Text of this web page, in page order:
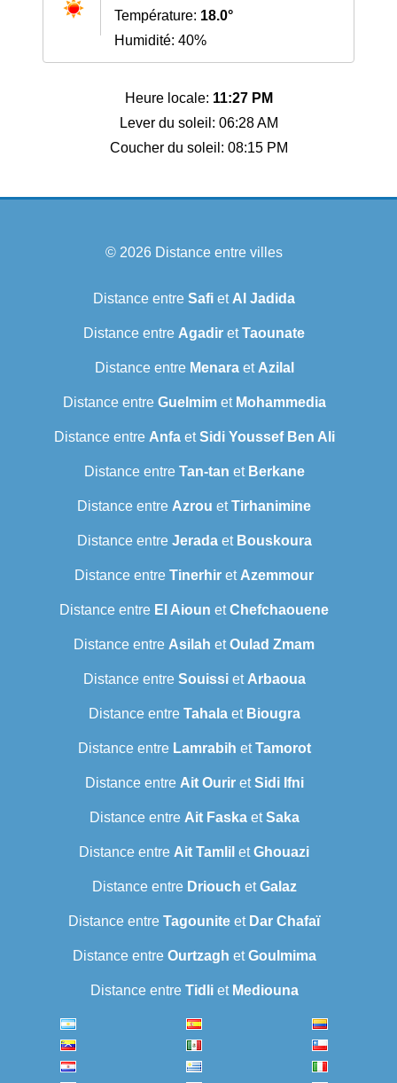
Température: 18.0°
Humidité: 40%
Heure locale: 11:27 PM
Lever du soleil: 06:28 AM
Coucher du soleil: 08:15 PM
© 2026 Distance entre villes
Distance entre Safi et Al Jadida
Distance entre Agadir etTaounate
Distance entre Menaraet Azilal
Distance entre Guelmimet Mohammedia
Distance entre AnfaetSidi Youssef Ben Ali
Distance entre Tan-tan et Berkane
Distance entre Azrou etTirhanimine
Distance entre Jeradaet Bouskoura
Distance entre Tinerhir et Azemmour
Distance entre El Aioun etChefchaouene
Distance entre Asilah etOulad Zmam
Distance entre Souissiet Arbaoua
Distance entre Tahalaet Biougra
Distance entre Lamrabih etTamorot
Distance entre Ait OuriretSidi Ifni
Distance entre Ait FaskaetSaka
Distance entre Ait Tamlil etGhouazi
Distance entre Driouch etGalaz
Distance entre Tagounite et Dar Chafaï
Distance entre Ourtzagh etGoulmima
Distance entre Tidliet Mediouna